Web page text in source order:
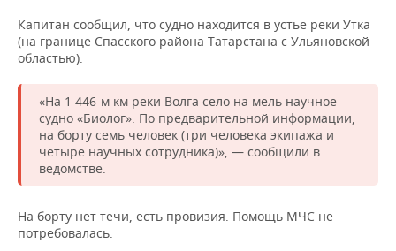
ONLINE-КОНФЕРЕНЦИИ
ОТКРЫТАЯ ЛЕКЦИЯ
ХОККЕЙ
БАСКЕТБОЛ
ВОЛЕЙБОЛ
КИБЕРСПОРТ
ФИГУРНОЕ КАТАНИЕ
ВЛАСТЬ
ИНФРАСТРУКТУРА
ИСТОРИЯ
КУЛЬТУРА
МЕДИЦИНА
СЮЖЕТЫ
СПРАВОЧНИК
СПИСОК ПЕРСОН
СПИСОК КОМПАНИЙ
ПОЛНАЯ ВЕРСИЯ
Капитан сообщил, что судно находится в устье реки Утка
(на границе Спасского района Татарстана с Ульяновской
областью).
«На 1 446-м км реки Волга село на мель научное
судно «Биолог». По предварительной информации,
на борту семь человек (три человека экипажа и
четыре научных сотрудника)», — сообщили в
ведомстве.
На борту нет течи, есть провизия. Помощь МЧС не
потребовалась.